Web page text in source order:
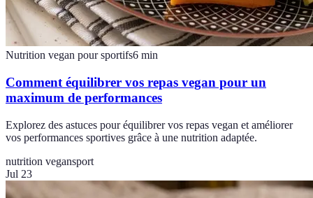
Nutrition vegan pour sportifs6 min
Comment équilibrer vos repas vegan pour un
maximum de performances
Explorez des astuces pour équilibrer vos repas vegan et améliorer
vos performances sportives grâce à une nutrition adaptée.
nutrition vegansport
Jul 23